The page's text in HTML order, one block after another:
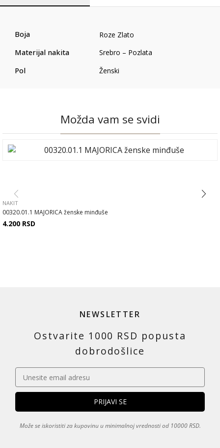
Boja Roze Zlato
Materijal nakita Srebro – Pozlata
Pol Ženski
Možda vam se svidi
NAKIT
00320.01.1 MAJORICA ženske minđuše
4.200 RSD
NEWSLETTER
Ostvarite 1000 RSD popusta
dobrodošlice
Može se iskoristiti za kupovinu u minimalnoj vrednosti od 10000 RSD.